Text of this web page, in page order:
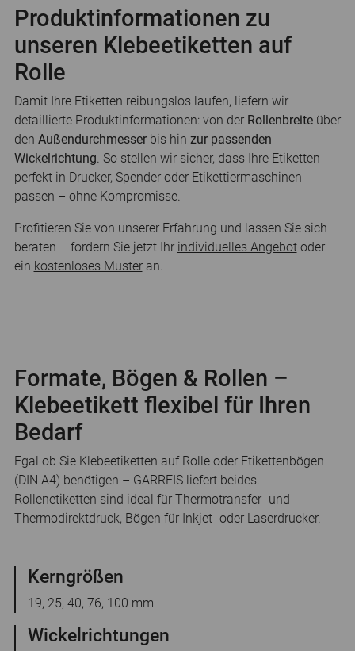
Produktinformationen zu
unseren Klebeetiketten auf
Rolle
Damit Ihre Etiketten reibungslos laufen, liefern wir
detaillierte Produktinformationen: von der Rollenbreite über
den Außendurchmesser bis hin zur passenden
Wickelrichtung. So stellen wir sicher, dass Ihre Etiketten
perfekt in Drucker, Spender oder Etikettiermaschinen
passen – ohne Kompromisse.
Profitieren Sie von unserer Erfahrung und lassen Sie sich
beraten – fordern Sie jetzt Ihr individuelles Angebotoder
ein kostenloses Musteran.
Formate, Bögen & Rollen –
Klebeetikett flexibel für Ihren
Bedarf
Egal ob Sie Klebeetiketten auf Rolle oder Etikettenbögen
(DIN A4) benötigen – GARREIS liefert beides.
Rollenetiketten sind ideal für Thermotransfer- und
Thermodirektdruck, Bögen für Inkjet- oder Laserdrucker.
Kerngrößen
19, 25, 40, 76, 100 mm
Wickelrichtungen